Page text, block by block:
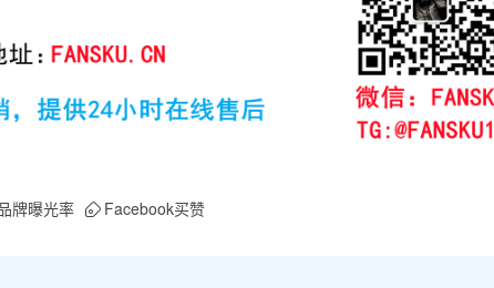
牌曝光率 Facebook买赞